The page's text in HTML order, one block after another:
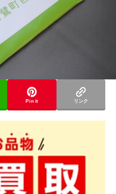
Pin it リンク